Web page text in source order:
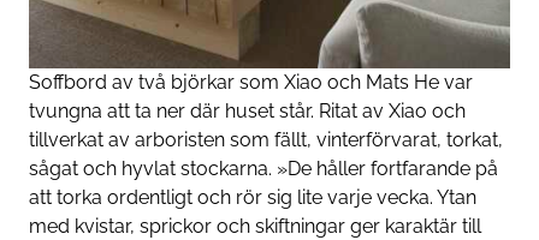
Soffbord av två björkar som Xiao och Mats He var
tvungna att ta ner där huset står. Ritat av Xiao och
tillverkat av arboristen som fällt, vinterförvarat, torkat,
sågat och hyvlat stockarna. »De håller fortfarande på
att torka ordentligt och rör sig lite varje vecka. Ytan
med kvistar, sprickor och skiftningar ger karaktär till